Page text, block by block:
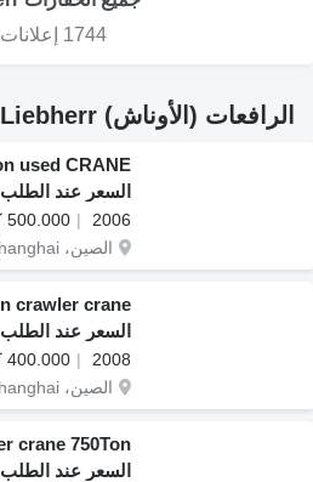
1744 إعلانات →
الرافعات (الأوناش) Liebherr
السعر عند الطلب
2006
500.000 كجم
الصين، Xinzhuanm Shanghai
السعر عند الطلب
2008
400.000 كجم
الصين، Xinzhuanm Shanghai
السعر عند الطلب